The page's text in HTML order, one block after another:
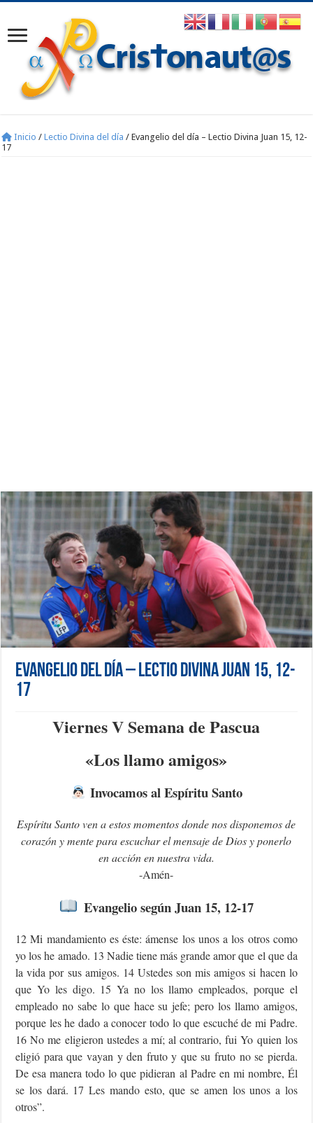
Inicio / Lectio Divina del día / Evangelio del día – Lectio Divina Juan 15, 12-
17
Evangelio del día – Lectio Divina Juan 15, 12-
17
Viernes V Semana de Pascua
«Los llamo amigos»
Invocamos al Espíritu Santo
Espíritu Santo ven a estos momentos donde nos disponemos de
corazón y mente para escuchar el mensaje de Dios y ponerlo
en acción en nuestra vida.
-Amén-
Evangelio según Juan 15, 12-17
12 Mi mandamiento es éste: ámense los unos a los otros como
yo los he amado. 13 Nadie tiene más grande amor que el que da
la vida por sus amigos. 14 Ustedes son mis amigos si hacen lo
que Yo les digo. 15 Ya no los llamo empleados, porque el
empleado no sabe lo que hace su jefe; pero los llamo amigos,
porque les he dado a conocer todo lo que escuché de mi Padre.
16 No me eligieron ustedes a mí; al contrario, fui Yo quien los
eligió para que vayan y den fruto y que su fruto no se pierda.
De esa manera todo lo que pidieran al Padre en mi nombre, Él
se los dará. 17 Les mando esto, que se amen los unos a los
otros”.